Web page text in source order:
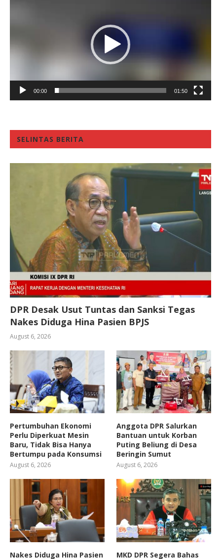
00:00 01:50
SELINTAS BERITA
DPR Desak Usut Tuntas dan Sanksi Tegas
Nakes Diduga Hina Pasien BPJS
August 6, 2026
Pertumbuhan Ekonomi
Perlu Diperkuat Mesin
Baru, Tidak Bisa Hanya
Bertumpu pada Konsumsi
August 6, 2026
Anggota DPR Salurkan
Bantuan untuk Korban
Puting Beliung di Desa
Beringin Sumut
August 6, 2026
Nakes Diduga Hina Pasien MKD DPR Segera Bahas